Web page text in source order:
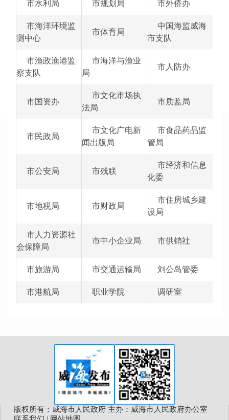
市水利局 市规划局 市外侨办
市海洋环境监
测中心
市体育局
中国海监威海
市支队
市渔政渔港监
察支队
市海洋与渔业
局
市人防办
市国资办
市文化市场执
法局
市质监局
市民政局
市文化广电新
闻出版局
市食品药品监
管局
市公安局 市残联
市经济和信息
化委
市地税局 市财政局
市住房城乡建
设局
市人力资源社
会保障局
市中小企业局 市供销社
市旅游局 市交通运输局 刘公岛管委
市港航局 职业学院 调研室
版权所有：威海市人民政府 主办：威海市人民政府办公室